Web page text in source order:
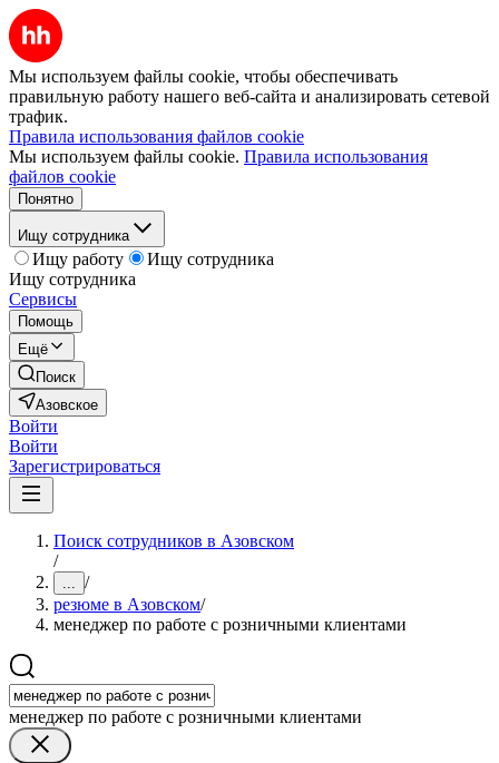
Мы используем файлы cookie, чтобы обеспечивать
правильную работу нашего веб-сайта и анализировать сетевой
трафик.
Правила использования файлов cookie
Мы используем файлы cookie. Правила использования
файлов cookie
Понятно
Ищу сотрудника
Ищу работу
Ищу сотрудника
Ищу сотрудника
Сервисы
Помощь
Ещё
Поиск
Азовское
Войти
Войти
Зарегистрироваться
Поиск сотрудников в Азовском
/
... /
резюме в Азовском/
менеджер по работе с розничными клиентами
менеджер по работе с розничными клиентами